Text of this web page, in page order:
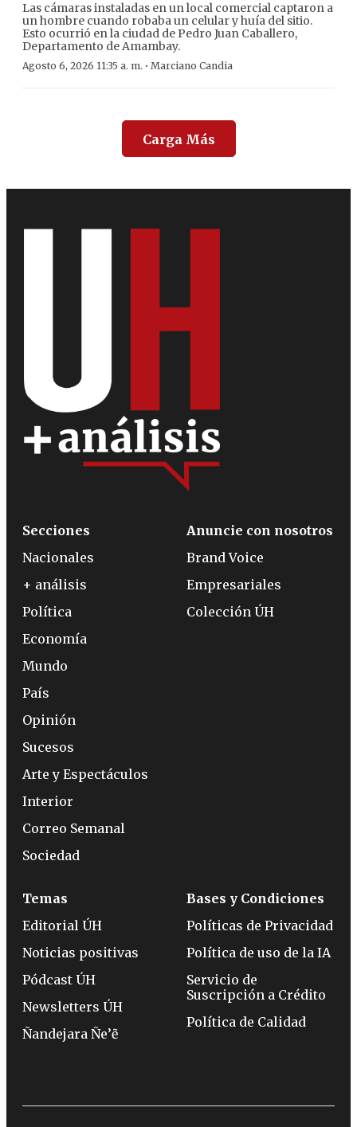
Las cámaras instaladas en un local comercial captaron a
un hombre cuando robaba un celular y huía del sitio.
Esto ocurrió en la ciudad de Pedro Juan Caballero,
Departamento de Amambay.
Agosto 6, 2026 11:35 a. m. · Marciano Candia
Carga Más
Secciones
Nacionales
+ análisis
Política
Economía
Mundo
País
Opinión
Sucesos
Arte y Espectáculos
Interior
Correo Semanal
Sociedad
Anuncie con nosotros
Brand Voice
Empresariales
Colección ÚH
Temas
Editorial ÚH
Noticias positivas
Pódcast ÚH
Newsletters ÚH
Ñandejara Ñe’ẽ
Bases y Condiciones
Políticas de Privacidad
Política de uso de la IA
Servicio de
Suscripción a Crédito
Política de Calidad